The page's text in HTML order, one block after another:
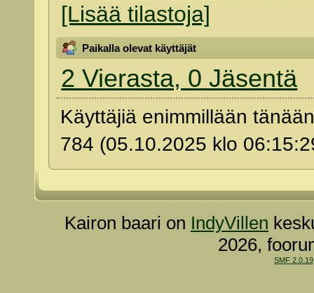
[Lisää tilastoja]
Paikalla olevat käyttäjät
2 Vierasta, 0 Jäsentä
Käyttäjiä enimmillään
784 (05.10.2025 klo
Kairon baari on IndyVillen
2026,
SMF 2.0.19